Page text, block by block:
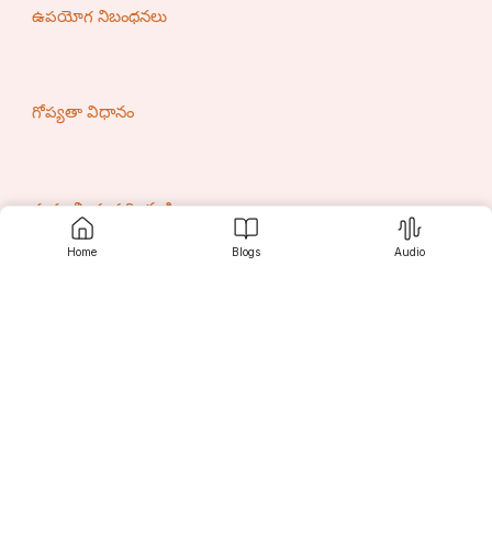
Home Blogs Audio
ఉపయోగ నిబంధనలు
గోప్యతా విధానం
మమ్మల్ని సంప్రదించండి